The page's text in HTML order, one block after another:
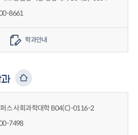
8661
학과안내
스 사회과학대학 B04(C)-0116-2
7498